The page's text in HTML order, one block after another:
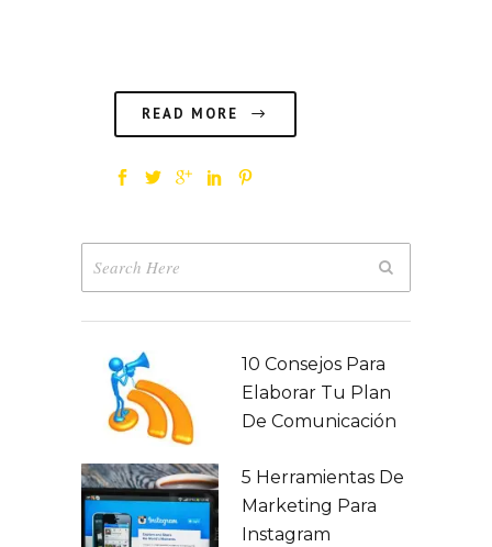
READ MORE
10 Consejos Para
Elaborar Tu Plan
De Comunicación
5 Herramientas De
Marketing Para
Instagram